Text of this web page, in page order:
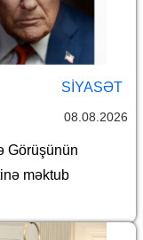
SİYASƏT
08.08.2026
Görüşünün
məktub